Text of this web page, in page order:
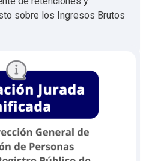
sobre los Ingresos Brutos